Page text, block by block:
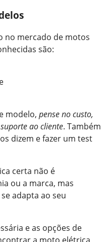
no mercado de motos
são:
modelo, pense no custo,
ao cliente. Também
dizem e fazer um test
certa não é
ou a marca, mas
adapta ao seu
e as opções de